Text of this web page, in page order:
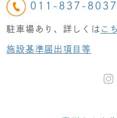
011-837-8037
駐車場あり、詳しくは こ
施設基準届出項目等